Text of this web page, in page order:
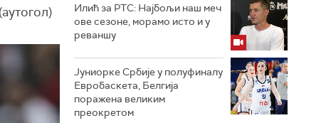
Илић за РТС: Најбољи наш меч
ове сезоне, морамо исто и у
реваншу
Јуниорке Србије у полуфиналу
Евробаскета, Белгија
поражена великим
преокретом